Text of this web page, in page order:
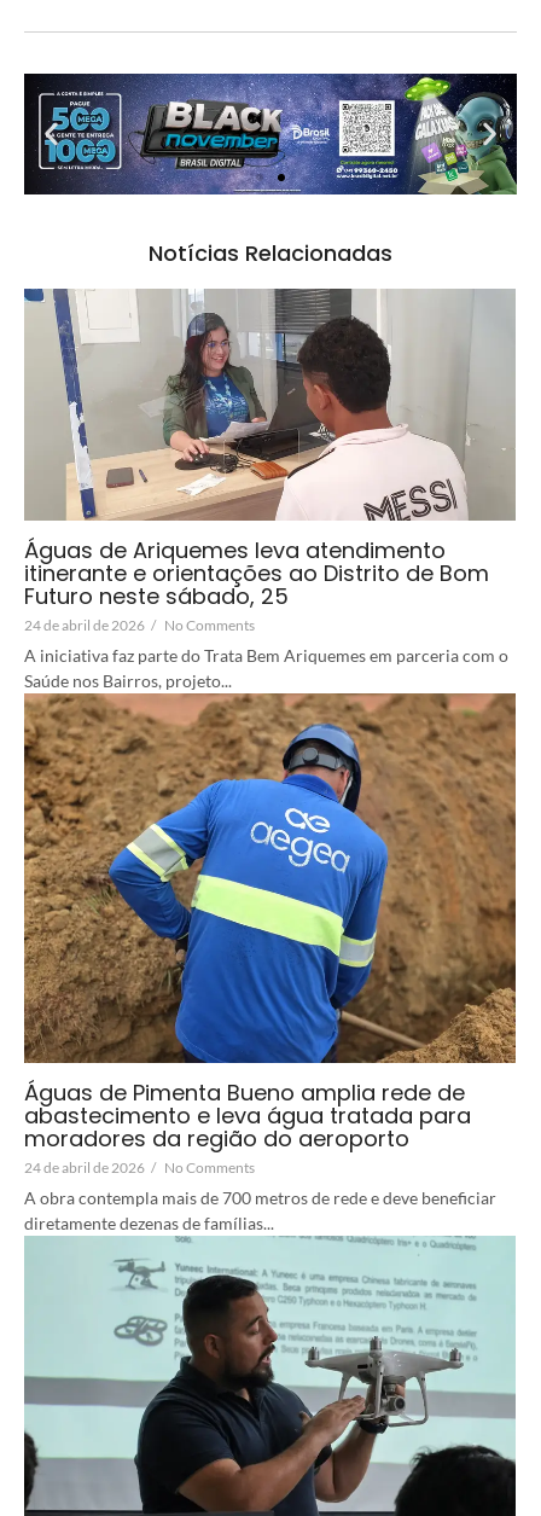
Notícias Relacionadas
Águas de Ariquemes leva atendimento
itinerante e orientações ao Distrito de Bom
Futuro neste sábado, 25
24 de abril de 2026 / No Comments
A iniciativa faz parte do Trata Bem Ariquemes em parceria com o
Saúde nos Bairros, projeto...
Águas de Pimenta Bueno amplia rede de
abastecimento e leva água tratada para
moradores da região do aeroporto
24 de abril de 2026 / No Comments
A obra contempla mais de 700 metros de rede e deve beneficiar
diretamente dezenas de famílias...